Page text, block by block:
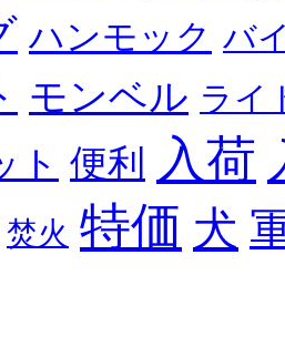
ハンモック バ
モンベル ライ
ト 便利 入荷
焚火 特価 犬